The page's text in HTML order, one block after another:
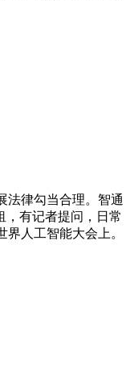
法律勾当合理。智通
，有记者提问，日常
界人工智能大会上。